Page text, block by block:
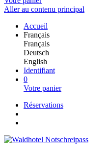
Aller au contenu principal
Accueil
Français
Français
Deutsch
English
Identifiant
0
Votre panier
Réservations